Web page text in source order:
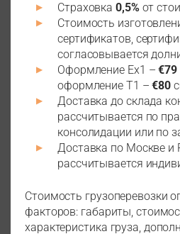
Страховка 0,5%от
Стоимость
сертификатов,
согласовывается
Оформление Ех1 –€79
оформление Т1 –€80
Доставка до склада
рассчитывается по
консолидации или по
Доставка по Москве и
рассчитывается
Стоимость грузоперевозки
факторов: габариты,
характеристика груза,